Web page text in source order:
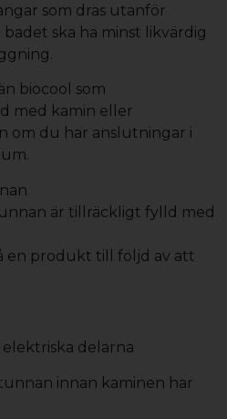
som dras utanför
ska ha minst likvärdig
biocool som
med kamin eller
om du har anslutningar i
är tillräckligt fylld med
en produkt till följd av att
delarna
innan kaminen har